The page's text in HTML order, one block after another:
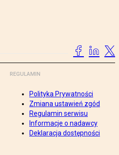
REGULAMIN
Polityka Prywatności
Zmiana ustawień zgód
Regulamin serwisu
Informacje o nadawcy
Deklaracja dostępności